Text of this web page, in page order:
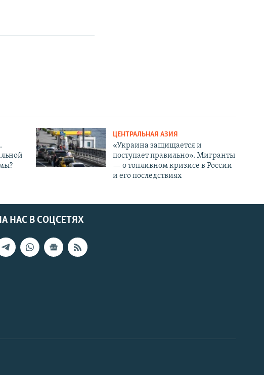
ЦЕНТРАЛЬНАЯ АЗИЯ
«Украина защищается и
поступает правильно». Мигранты
— о топливном кризисе в России
и его последствиях
НАС В СОЦСЕТЯХ